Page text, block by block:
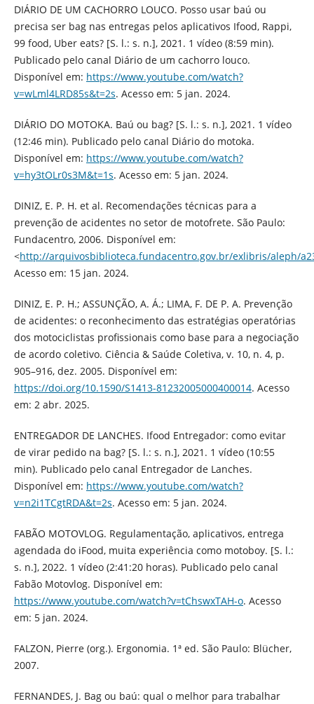
DIÁRIO DE UM CACHORRO LOUCO. Posso usar baú ou
precisa ser bag nas entregas pelos aplicativos Ifood, Rappi,
99 food, Uber eats? [S. l.: s. n.], 2021. 1 vídeo (8:59 min).
Publicado pelo canal Diário de um cachorro louco.
Disponível em: https://www.youtube.com/watch?
v=wLml4LRD85s&t=2s. Acesso em: 5 jan. 2024.
DIÁRIO DO MOTOKA. Baú ou bag? [S. l.: s. n.], 2021. 1 vídeo
(12:46 min). Publicado pelo canal Diário do motoka.
Disponível em: https://www.youtube.com/watch?
v=hy3tOLr0s3M&t=1s. Acesso em: 5 jan. 2024.
DINIZ, E. P. H. et al. Recomendações técnicas para a
prevenção de acidentes no setor de motofrete. São Paulo:
Fundacentro, 2006. Disponível em:
<http://arquivosbiblioteca.fundacentro.gov.br/exlibris/aleph/
Acesso em: 15 jan. 2024.
DINIZ, E. P. H.; ASSUNÇÃO, A. Á.; LIMA, F. DE P. A. Prevenção
de acidentes: o reconhecimento das estratégias operatórias
dos motociclistas profissionais como base para a negociação
de acordo coletivo. Ciência & Saúde Coletiva, v. 10, n. 4, p.
905–916, dez. 2005. Disponível em:
https://doi.org/10.1590/S1413-81232005000400014. Acesso
em: 2 abr. 2025.
ENTREGADOR DE LANCHES. Ifood Entregador: como evitar
de virar pedido na bag? [S. l.: s. n.], 2021. 1 vídeo (10:55
min). Publicado pelo canal Entregador de Lanches.
Disponível em: https://www.youtube.com/watch?
v=n2i1TCgtRDA&t=2s. Acesso em: 5 jan. 2024.
FABÃO MOTOVLOG. Regulamentação, aplicativos, entrega
agendada do iFood, muita experiência como motoboy. [S. l.:
s. n.], 2022. 1 vídeo (2:41:20 horas). Publicado pelo canal
Fabão Motovlog. Disponível em:
https://www.youtube.com/watch?v=tChswxTAH-o. Acesso
em: 5 jan. 2024.
FALZON, Pierre (org.). Ergonomia. 1ª ed. São Paulo: Blücher,
2007.
FERNANDES, J. Bag ou baú: qual o melhor para trabalhar